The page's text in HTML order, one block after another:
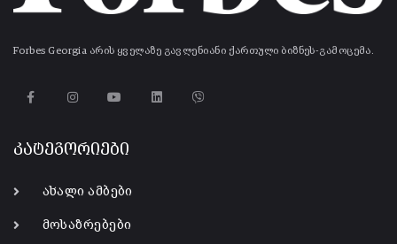
Forbes Georgia არის ყველაზე გავლენიანი ქართული ბიზნეს-გამოცემა.
კატეგორიები
ახალი ამბები
მოსაზრებები